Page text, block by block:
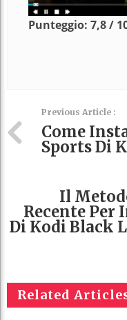
Punteggio: 7,8 /
Previous Article :
Come
Sports Di
Il
Recente Per
Di Kodi Black
Related